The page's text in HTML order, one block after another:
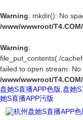
Warning: mkdir(): No
/www/wwwroot/
Warning:
file_put_contents(./
failed to open stream:
/www/wwwroot/
盘她S直播APP色版,盘她
她S直播APP污版